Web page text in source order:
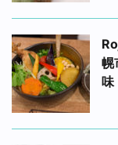
幌
味